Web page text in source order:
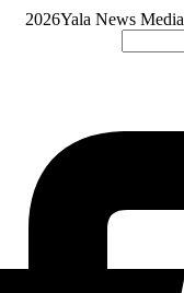
Yala News Media